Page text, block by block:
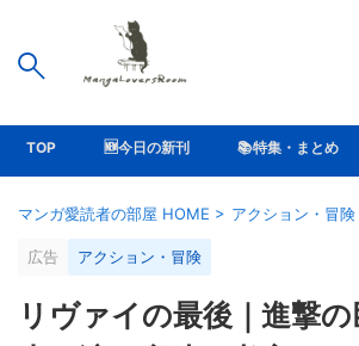
TOP 🆕今日の新刊 📚特集・まとめ
マンガ愛読者の部屋 HOME > アクション・冒険
広告 アクション・冒険
リヴァイの最後｜進撃